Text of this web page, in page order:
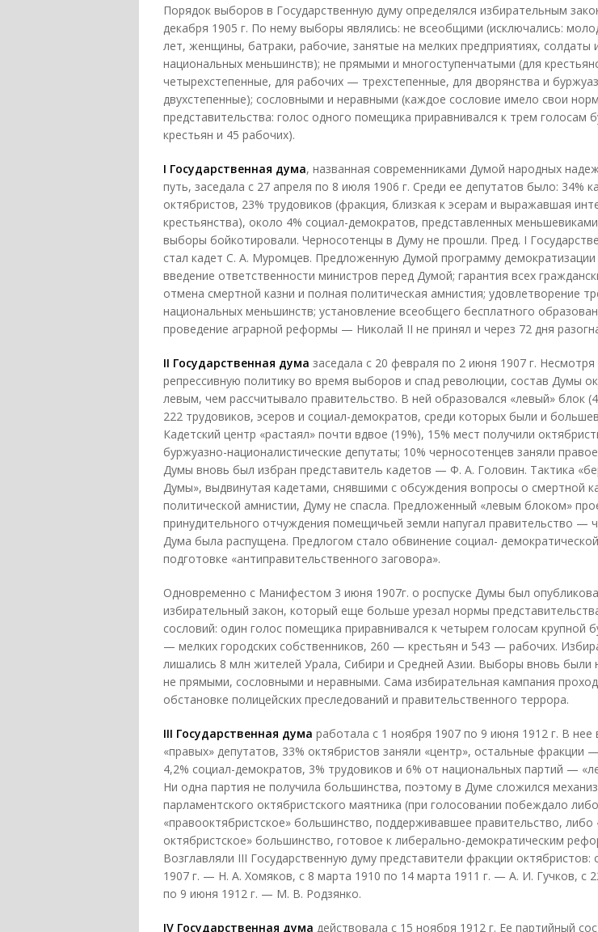
Порядок выборов в Государственную думу определялся избирательным
декабря 1905 г. По нему выборы являлись: не всеобщими (исключались:
лет, женщины, батраки, рабочие, занятые на мелких предприятиях, солдаты
национальных меньшинств); не прямыми и многоступенчатыми (для
четырехстепенные, для рабочих — трехстепенные, для дворянства и
двухстепенные); сословными и неравными (каждое сословие имело свои
представительства: голос одного помещика приравнивался к трем голосам
крестьян и 45 рабочих).
I Государственная дума, названная современниками Думой народных
путь, заседала с 27 апреля по 8 июля 1906 г. Среди ее депутатов было: 34%
октябристов, 23% трудовиков (фракция, близкая к эсерам и выражавшая
крестьянства), около 4% социал-демократов, представленных
выборы бойкотировали. Черносотенцы в Думу не прошли. Пред. I
стал кадет С. А. Муромцев. Предложенную Думой программу демократизации
введение ответственности министров перед Думой; гарантия всех
отмена смертной казни и полная политическая амнистия; удовлетворение
национальных меньшинств; установление всеобщего бесплатного
проведение аграрной реформы — Николай II не принял и через 72 дня
II Государственная дума заседала с 20 февраля по 2 июня 1907 г. Несмотря
репрессивную политику во время выборов и спад революции, состав Думы
левым, чем рассчитывало правительство. В ней образовался «левый» блок
222 трудовиков, эсеров и социал-демократов, среди которых были и
Кадетский центр «растаял» почти вдвое (19%), 15% мест получили
буржуазно-националистические депутаты; 10% черносотенцев заняли
Думы вновь был избран представитель кадетов — Ф. А. Головин. Тактика
Думы», выдвинутая кадетами, снявшими с обсуждения вопросы о смертной
политической амнистии, Думу не спасла. Предложенный «левым блоком»
принудительного отчуждения помещичьей земли напугал правительство —
Дума была распущена. Предлогом стало обвинение социал-
подготовке «антиправительственного заговора».
Одновременно с Манифестом 3 июня 1907г. о роспуске Думы был
избирательный закон, который еще больше урезал нормы
сословий: один голос помещика приравнивался к четырем голосам крупной
— мелких городских собственников, 260 — крестьян и 543 — рабочих.
лишались 8 млн жителей Урала, Сибири и Средней Азии. Выборы вновь были
не прямыми, сословными и неравными. Сама избирательная кампания
обстановке полицейских преследований и правительственного террора.
III Государственная дума работала с 1 ноября 1907 по 9 июня 1912 г. В нее
«правых» депутатов, 33% октябристов заняли «центр», остальные фракции
4,2% социал-демократов, 3% трудовиков и 6% от национальных партий —
Ни одна партия не получила большинства, поэтому в Думе сложился
парламентского октябристского маятника (при голосовании побеждало либо
«правооктябристское» большинство, поддерживавшее правительство, либо
октябристское» большинство, готовое к либерально-демократическим
Возглавляли III Государственную думу представители фракции октябристов:
1907 г. — Н. А. Хомяков, с 8 марта 1910 по 14 марта 1911 г. — А. И. Гучков, с
по 9 июня 1912 г. — М. В. Родзянко.
IV Государственная дума действовала с 15 ноября 1912 г. Ее партийный